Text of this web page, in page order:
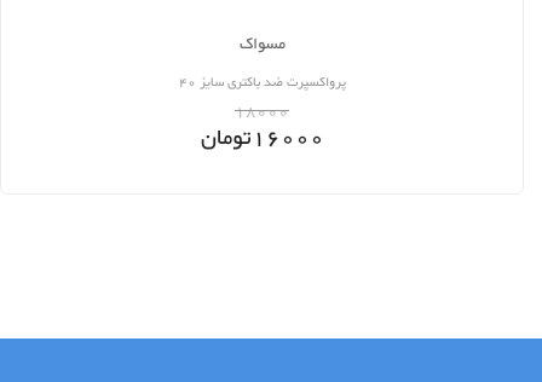
مسواک
پرواکسپرت ضد باکتری سایز 40
18000
16000تومان